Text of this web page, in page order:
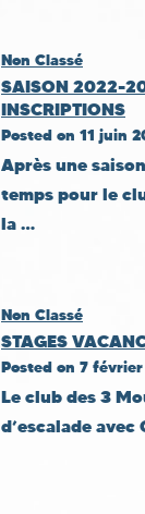
Non Classé
SAISON 2022-
INSCRIPTIONS
Posted on 11 juin
Après une
temps pour le
la …
Non Classé
STAGES
Posted on 7
Le club des 3
d’escalade